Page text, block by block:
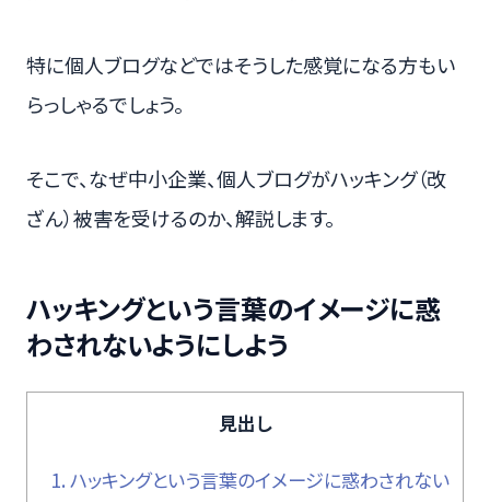
特に個人ブログなどではそうした感覚になる方もい
らっしゃるでしょう。
そこで、なぜ中小企業、個人ブログがハッキング（改
ざん）被害を受けるのか、解説します。
ハッキングという言葉のイメージに惑
わされないようにしよう
見出し
1. ハッキングという言葉のイメージに惑わされない